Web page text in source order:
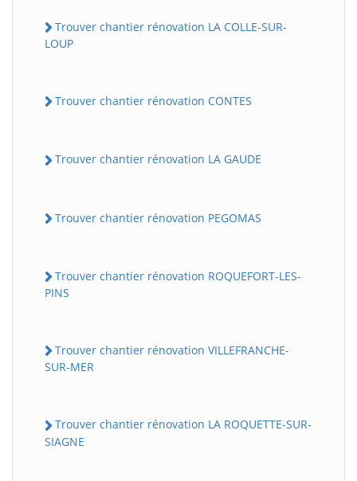
Trouver chantier rénovation LA COLLE-SUR-
LOUP
Trouver chantier rénovation CONTES
Trouver chantier rénovation LA GAUDE
Trouver chantier rénovation PEGOMAS
Trouver chantier rénovation ROQUEFORT-LES-
PINS
Trouver chantier rénovation VILLEFRANCHE-
SUR-MER
Trouver chantier rénovation LA ROQUETTE-SUR-
SIAGNE